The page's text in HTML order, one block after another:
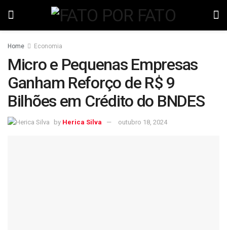
Home Economia
Micro e Pequenas Empresas
Ganham Reforço de R$ 9
Bilhões em Crédito do BNDES
by Herica Silva outubro 18, 2024